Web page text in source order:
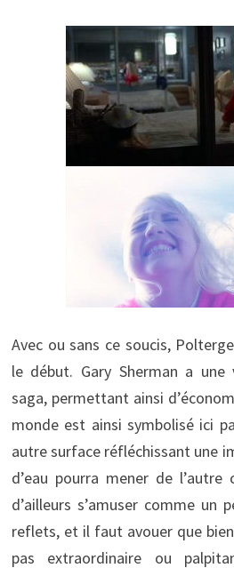
Avec ou sans ce soucis,
le début. Gary Sherman a
saga, permettant ainsi
monde est ainsi symbolisé ici
autre surface réfléchissant une
d’eau pourra mener de
d’ailleurs s’amuser comme
reflets, et il faut avouer que
pas extraordinaire ou